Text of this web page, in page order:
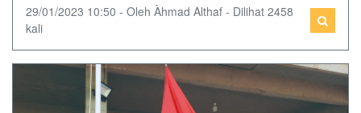
29/01/2023 10:50 - Oleh Àhmad Althaf - Dilihat 2458
kali